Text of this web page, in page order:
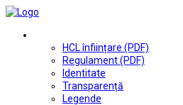
HCL înființare (PDF)
Regulament (PDF)
Identitate
Transparență
Legende